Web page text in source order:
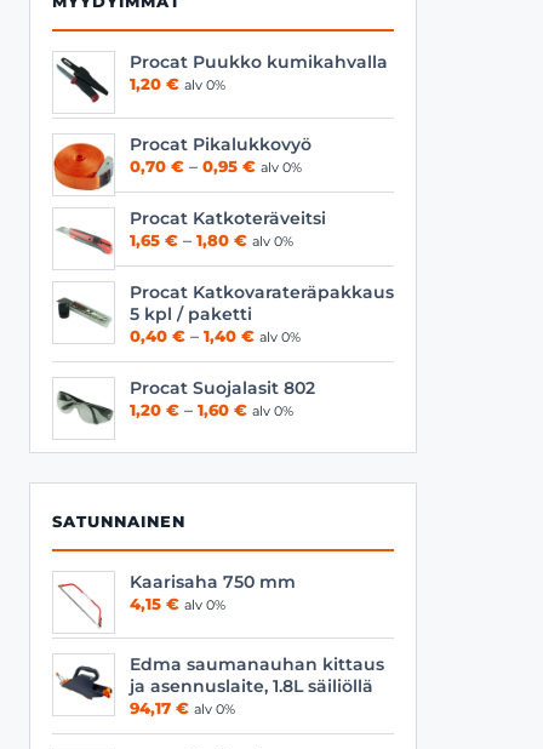
Procat Puukko kumikahvalla
1,20 € alv 0%
Procat Pikalukkovyö
0,70 € – 0,95 €Hintaluokka:
0,95 €
alv 0%
Procat Katkoteräveitsi
1,65 € – 1,80 €Hintaluokka:
1,80 €
alv 0%
Procat Katkovarateräpakkaus
5 kpl / paketti
0,40 € – 1,40 €Hintaluokka:
1,40 €
alv 0%
Procat Suojalasit 802
1,20 € – 1,60 €Hintaluokka:
-
alv 0%
SATUNNAINEN
Kaarisaha 750 mm
4,15 € alv 0%
Edma saumanauhan kittaus
ja asennuslaite, 1.8L säiliöllä
94,17 € alv 0%